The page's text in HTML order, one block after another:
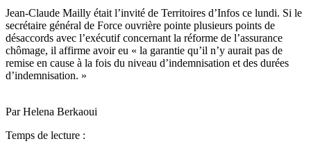
Jean-Claude Mailly était l’invité de Territoires d’Infos ce lundi. Si le
secrétaire général de Force ouvrière pointe plusieurs points de
désaccords avec l’exécutif concernant la réforme de l’assurance
chômage, il affirme avoir eu « la garantie qu’il n’y aurait pas de
remise en cause à la fois du niveau d’indemnisation et des durées
d’indemnisation. »
Par Helena Berkaoui
Temps de lecture :